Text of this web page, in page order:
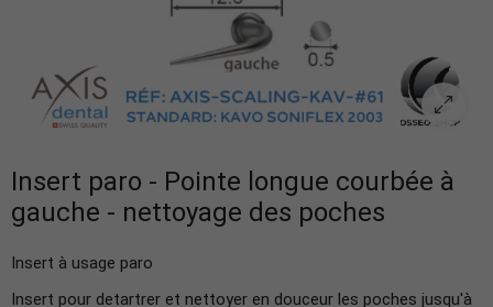
Insert paro - Pointe longue courbée à
gauche - nettoyage des poches
Insert à usage paro
Insert pour detartrer et nettoyer en douceur les poches jusqu'à